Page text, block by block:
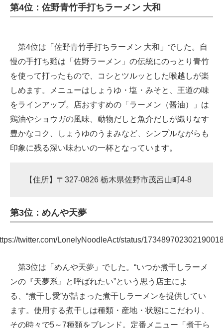
第4位：佐野青竹手打ちラーメン 大和
第4位は「佐野青竹手打ちラーメン 大和」でした。自
慢の手打ち麺は「佐野ラーメン」の伝統にのっとり青竹
を使って打ったもので、コシとツルッとした喉越しが楽
しめます。メニューはしょうゆ・塩・みそと、王道の味
をラインアップ。店おすすめの「ラーメン（醤油）」は
鶏油やショウガの風味、動物だしと魚介だしが織りなす
豊かなコク、しょうゆのうまみなど、シンプルながらも
印象に残る深い味わいの一杯となっています。
【住所】〒327-0826 栃木県佐野市茂呂山町4-8
第3位：めんや天夢
twitter.com/LonelyNoodleAct/status/
第3位は「めんや天夢」でした。“いつか煮干しラーメ
ンの『天夢系』と呼ばれたい”という思う店主によ
る、“煮干し愛”が詰まった煮干しラーメンを提供してい
ます。使用する煮干しは種類・産地・状態にこだわり、
その時々で5～7種類をブレンド。定番メニュー「煮干ら